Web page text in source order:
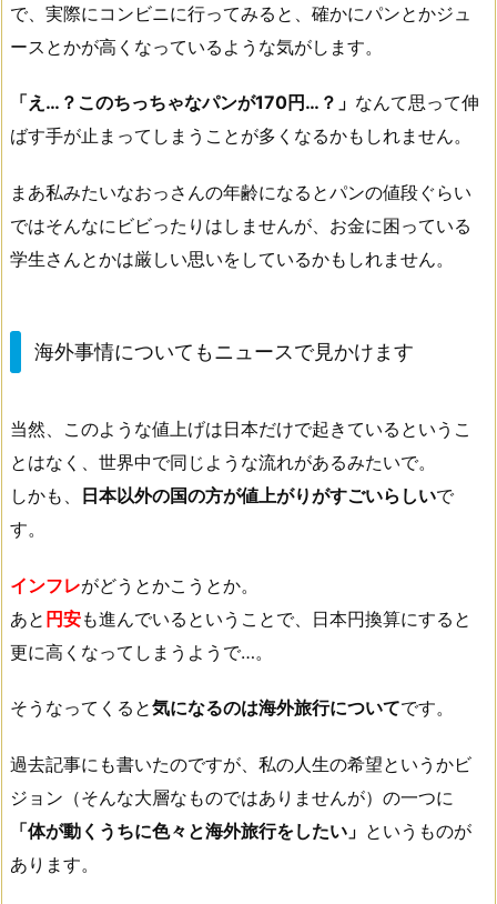
で、実際にコンビニに行ってみると、確かにパンとかジュ
ースとかが高くなっているような気がします。
「え…？このちっちゃなパンが170円…？」 なんて思って伸
ばす手が止まってしまうことが多くなるかもしれません。
まあ私みたいなおっさんの年齢になるとパンの値段ぐらい
ではそんなにビビったりはしませんが、お金に困っている
学生さんとかは厳しい思いをしているかもしれません。
海外事情についてもニュースで見かけます
当然、このような値上げは日本だけで起きているというこ
とはなく、世界中で同じような流れがあるみたいで。
しかも、 日本以外の国の方が値上がりがすごいらしいで
す。
インフレがどうとかこうとか。
あと 円安も進んでいるということで、日本円換算にすると
更に高くなってしまうようで…。
そうなってくると気になるのは海外旅行についてです。
過去記事にも書いたのですが、私の人生の希望というかビ
ジョン（そんな大層なものではありませんが）の一つに
「体が動くうちに色々と海外旅行をしたい」 というものが
あります。